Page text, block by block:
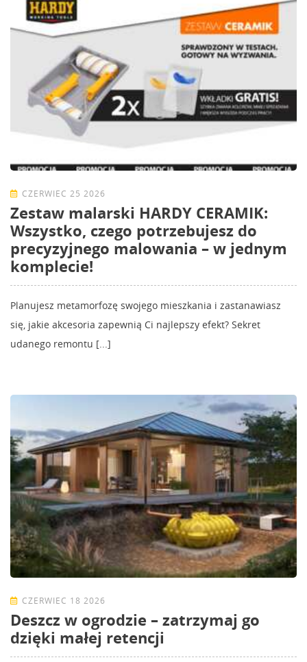
CZERWIEC 25 2026
Zestaw malarski HARDY CERAMIK:
Wszystko, czego potrzebujesz do
precyzyjnego malowania – w jednym
komplecie!
Planujesz metamorfozę swojego mieszkania i zastanawiasz
się, jakie akcesoria zapewnią Ci najlepszy efekt? Sekret
udanego remontu [...]
CZERWIEC 18 2026
Deszcz w ogrodzie – zatrzymaj go
dzięki małej retencji